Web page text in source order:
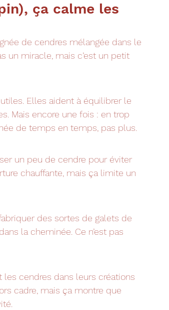
ça calme les
de cendres mélangée dans le
un miracle, mais c’est un petit
Elles aident à équilibrer le
Mais encore une fois : en trop
de temps en temps, pas plus.
un peu de cendre pour éviter
chauffante, mais ça limite un
des sortes de galets de
la cheminée. Ce n’est pas
les cendres dans leurs créations
cadre, mais ça montre que